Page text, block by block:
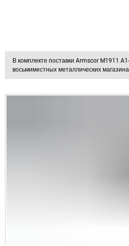
В комплекте поставки Armscor M1911
восьмиместных металлических